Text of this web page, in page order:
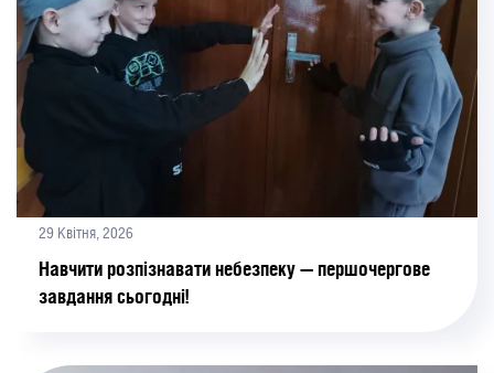
29 Квітня, 2026
Навчити розпізнавати небезпеку — першочергове
завдання сьогодні!